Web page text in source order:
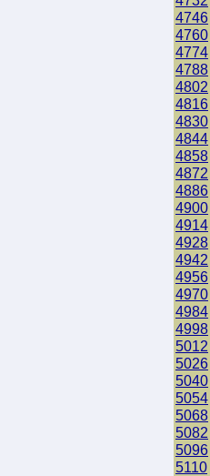
4746
4760
4774
4788
4802
4816
4830
4844
4858
4872
4886
4900
4914
4928
4942
4956
4970
4984
4998
5012
5026
5040
5054
5068
5082
5096
5110